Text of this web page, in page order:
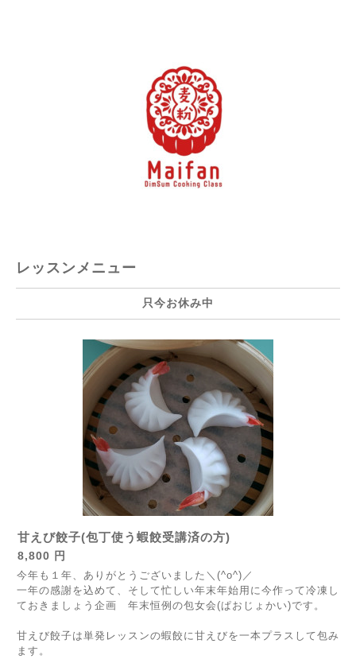
レッスンメニュー
只今お休み中
甘えび餃子(包丁使う蝦餃受講済の方)
8,800 円
今年も１年、ありがとうございました＼(^o^)／
一年の感謝を込めて、そして忙しい年末年始用に今作って冷凍し
ておきましょう企画 年末恒例の包女会(ぱおじょかい)です。
甘えび餃子は単発レッスンの蝦餃に甘えびを一本プラスして包み
ます。